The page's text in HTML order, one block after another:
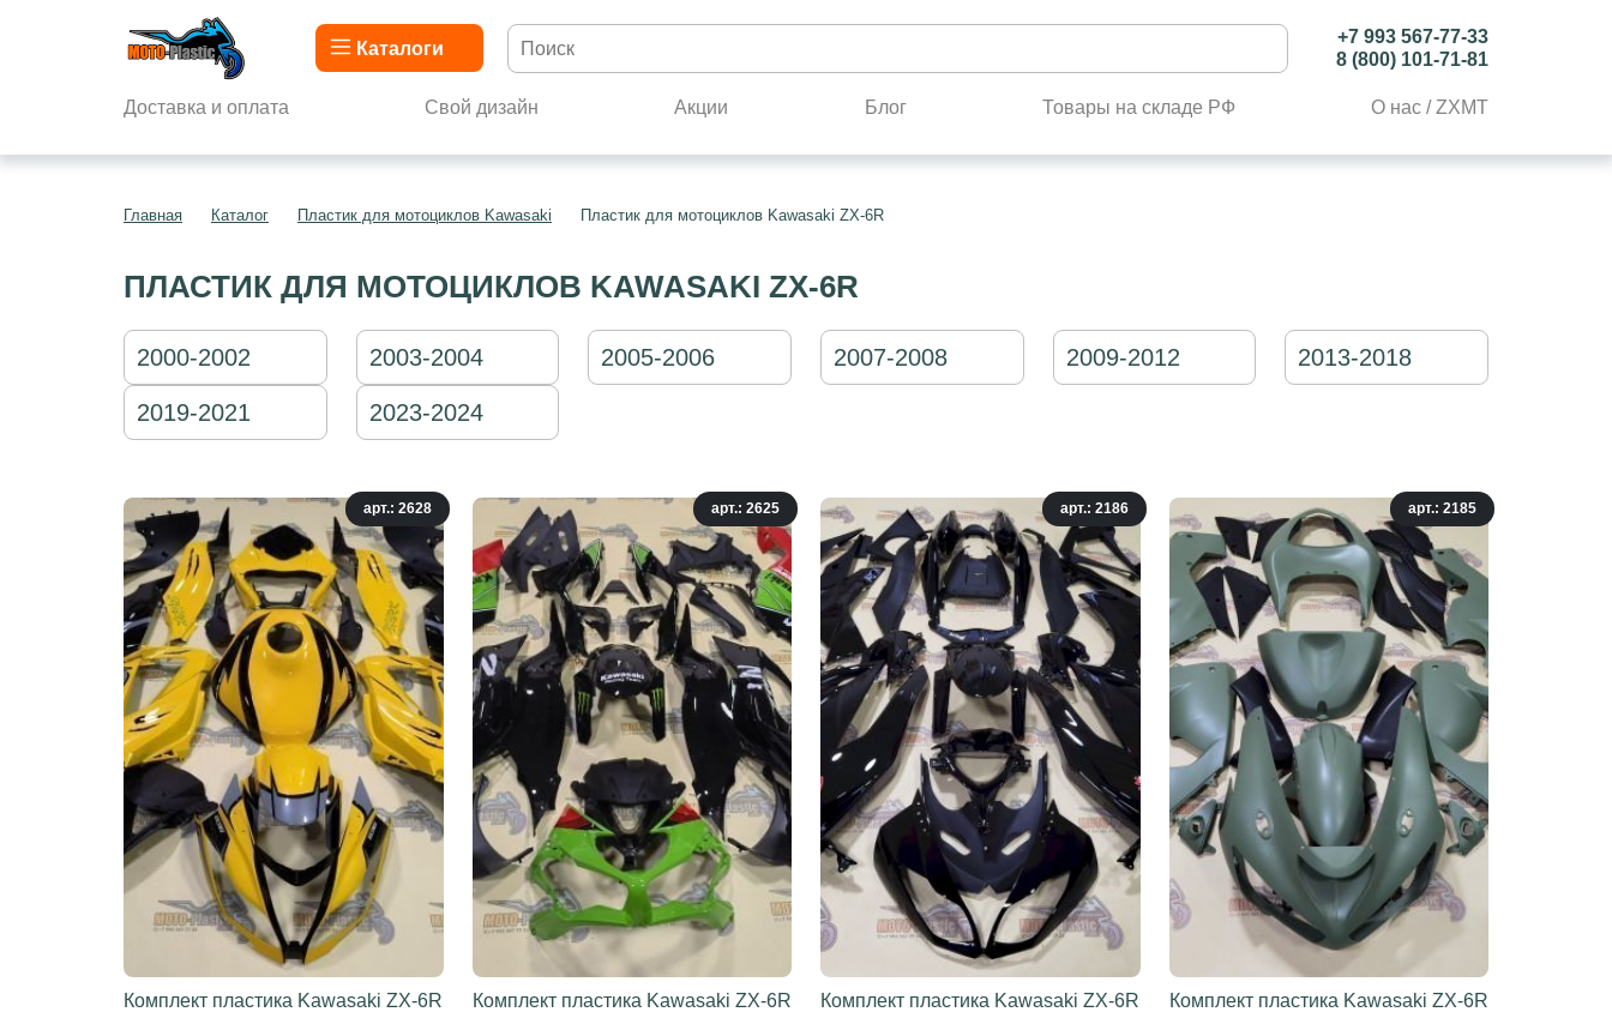
Каталоги
+7 993 567-77-33
8 (800) 101-71-81
Доставка и оплата Свой дизайн Акции Блог Товары на складе РФ О нас / ZXMT
Главная Каталог Пластик для мотоциклов Kawasaki Пластик для мотоциклов Kawasaki ZX-6R
ПЛАСТИК ДЛЯ МОТОЦИКЛОВ KAWASAKI ZX-6R
2000-2002 2003-2004 2005-2006 2007-2008 2009-2012 2013-2018
2019-2021 2023-2024
арт.: 2628
Комплект пластика Kawasaki ZX-6R
арт.: 2625
Комплект пластика Kawasaki ZX-6R
арт.: 2186
Комплект пластика Kawasaki ZX-6R
арт.: 2185
Комплект пластика Kawasaki ZX-6R